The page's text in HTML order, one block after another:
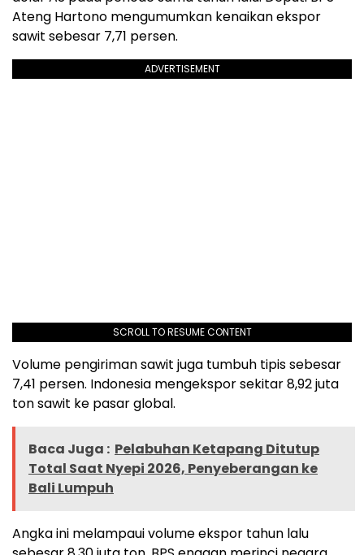
Ateng Hartono mengumumkan kenaikan ekspor
sawit sebesar 7,71 persen.
ADVERTISEMENT
SCROLL TO RESUME CONTENT
Volume pengiriman sawit juga tumbuh tipis sebesar
7,41 persen. Indonesia mengekspor sekitar 8,92 juta
ton sawit ke pasar global.
Baca Juga : Pelabuhan Ketapang Ditutup
Total Saat Nyepi 2026, Penyeberangan ke
Bali Lumpuh
Angka ini melampaui volume ekspor tahun lalu